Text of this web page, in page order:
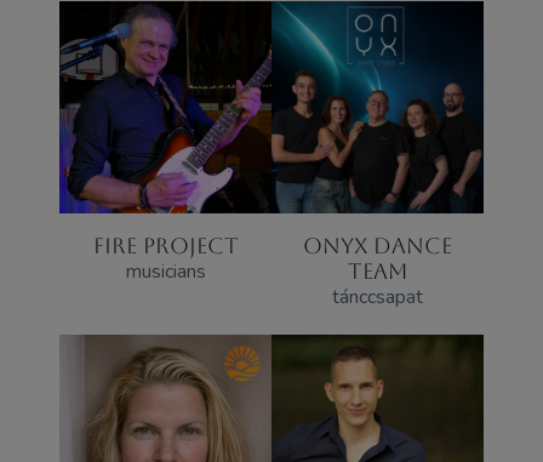
FIRE PROJECT
musicians
ONYX DANCE
TEAM
tánccsapat